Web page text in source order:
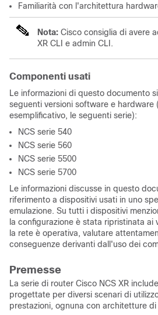
Familiarità con l'architettura
Nota: Cisco consiglia di avere
XR CLI e admin CLI.
Componenti usati
Le informazioni di questo documento
seguenti versioni software e hardware
esemplificativo, le seguenti serie):
NCS serie 540
NCS serie 560
NCS serie 5500
NCS serie 5700
Le informazioni discusse in questo
riferimento a dispositivi usati in uno
emulazione. Su tutti i dispositivi
la configurazione è stata ripristinata ai
la rete è operativa, valutare
conseguenze derivanti dall'uso dei
Premesse
La serie di router Cisco NCS XR
progettate per diversi scenari di
prestazioni, ognuna con architetture